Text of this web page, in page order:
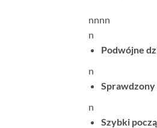
nnnn
n
Podwójne
n
Sprawdzony
n
Szybki